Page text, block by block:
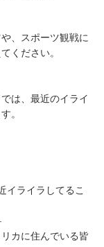
、スポーツ観戦に
ください。
は、最近のイライ
。
イライラしてるこ
カに住んでいる皆